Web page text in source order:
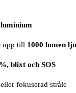
upp till 1000 lumen
blixt och SOS
fokuserad stråle